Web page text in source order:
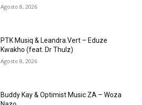
Agosto 8, 2026
PTK Musiq & Leandra.Vert – Eduze
Kwakho (feat. Dr Thulz)
Agosto 8, 2026
Buddy Kay & Optimist Music ZA – Woza